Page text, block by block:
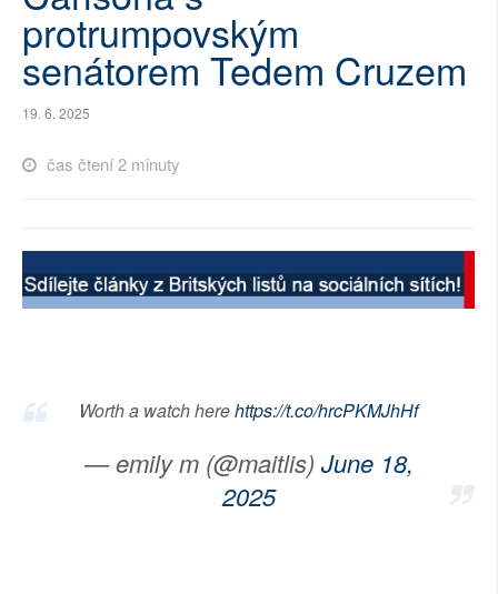
SOCIÁLNÍ SÍTĚ
RUBRIKY
protrumpovským
senátorem Tedem Cruzem
19. 6. 2025
čas čtení 2 minuty
Worth a watch herehttps://t.co/hrcPKMJhHf
— emily m (@maitlis) June 18,
2025